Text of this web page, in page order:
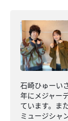
石崎ひゅーい
年にメジャー
ています。ま
ミュージシャ